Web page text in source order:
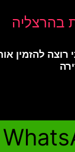
בהרצליה
רוצה להזמין